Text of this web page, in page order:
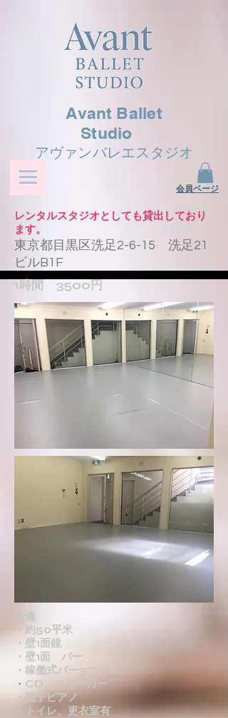
​会員ページ
Avant Ballet
Studio
アヴァンバレエスタジオ
1時間 3500円
レンタルスタジオとしても貸出しており
ます。
東京都目黒区洗足2-6-15 洗足21
ビルB1F
設備
​・約50平米
・壁1面鏡
・壁1面 バー
・稼働式バー3つ
・ CD、スピーカー
・電子ピアノ
​・トイレ、更衣室有